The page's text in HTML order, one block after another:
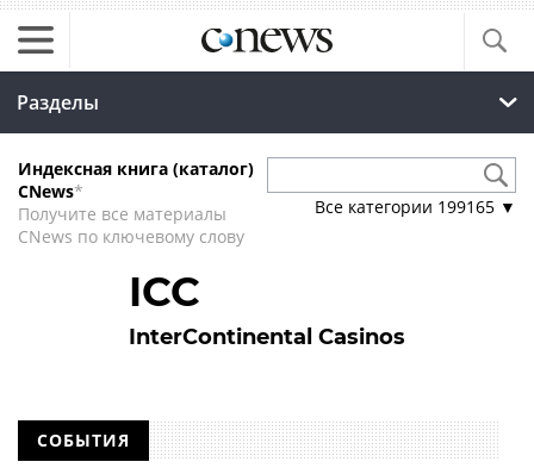
Разделы
Индексная книга (каталог)
CNews*
Получите все материалы
CNews по ключевому слову
Все категории 199165 ▼
ICC
InterContinental Casinos
СОБЫТИЯ